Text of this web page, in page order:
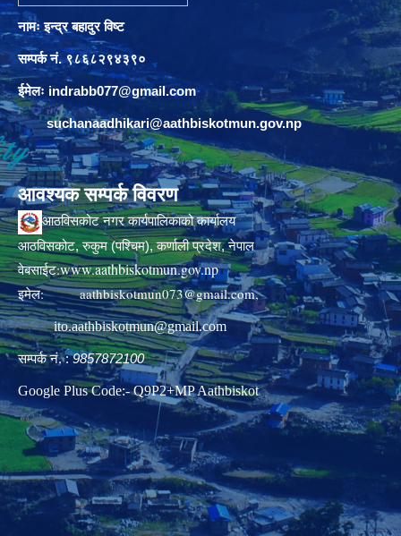
नामः इन्द्र बहादुर विष्ट
सम्पर्क नं. ९८६८२९४३९०
ईमेलः indrabb077@gmail.com
suchanaadhikari@aathbiskotmun.gov.np
आवश्यक सम्पर्क विवरण
आठविसकोट नगर कार्यपालिकाको कार्यालय
आठविसकोट, रुकुम (पश्चिम), कर्णाली प्रदेश, नेपाल
वेबसाईट:www.aathbiskotmun.gov.np
इमेल:aathbiskotmun073@gmail.com,
ito.aathbiskotmun@gmail.com
सम्पर्क नं. :9857872100
Google Plus Code:- Q9P2+MP Aathbiskot